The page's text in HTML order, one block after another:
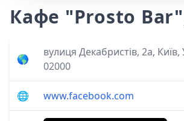
Кафе "Prosto
🌎
вулиця Декабристів, 2а,
02000
🌐 www.facebook.com